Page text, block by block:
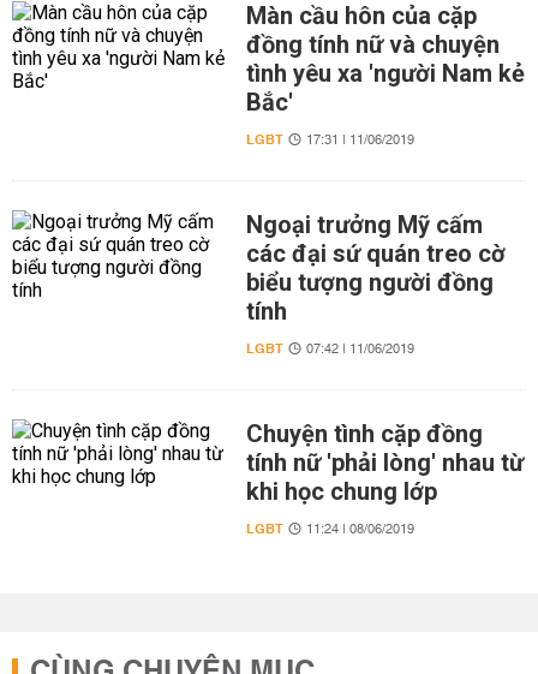
Màn cầu hôn của cặp
đồng tính nữ và chuyện
tình yêu xa 'người Nam kẻ
Bắc'
LGBT 17:31 | 11/06/2019
Ngoại trưởng Mỹ cấm
các đại sứ quán treo cờ
biểu tượng người đồng
tính
LGBT 07:42 | 11/06/2019
Chuyện tình cặp đồng
tính nữ 'phải lòng' nhau từ
khi học chung lớp
LGBT 11:24 | 08/06/2019